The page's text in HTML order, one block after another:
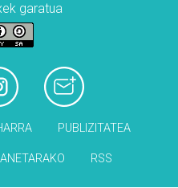
garatua
PUBLIZITATEA
RSS